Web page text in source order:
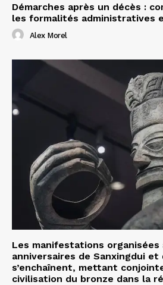
Démarches après un décès :
les formalités administratives
Alex Morel
Les manifestations organisées
anniversaires de Sanxingdui et
s’enchaînent, mettant
civilisation du bronze dans la